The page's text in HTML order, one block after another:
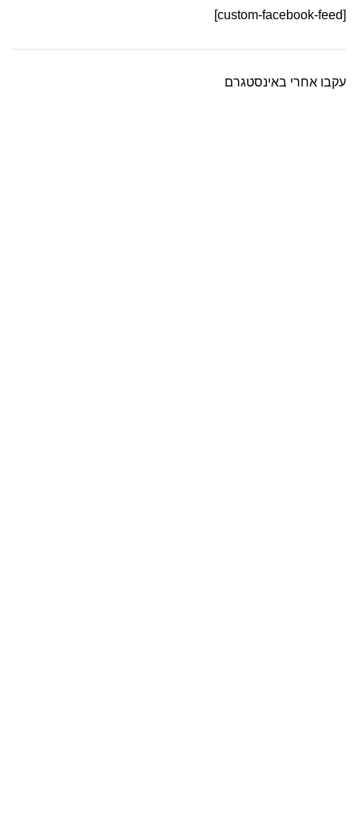
[custom-facebook-feed]
עקבו אחרי באינסטגרם